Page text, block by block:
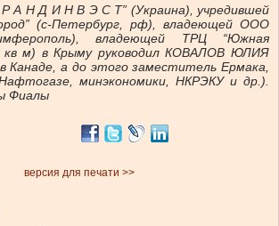
А Н Д И Н В Э С Т” (Украина), учредившей
(с-Петербург, рф), владеющей ООО
владеющей ТРЦ “Южная
кв м) в Крыму руководил КОВАЛОВ ЮЛИЯ
Канаде, а до этого заместитель Ермака,
минэкономики, НКРЭКУ и др.).
Фиалы
версия для печати >>